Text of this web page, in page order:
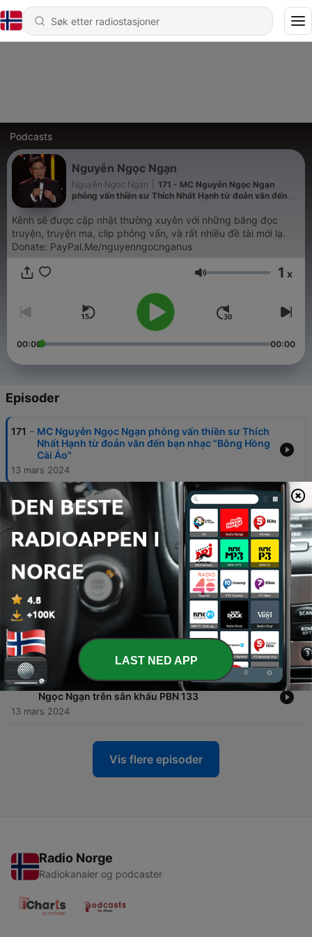
Podcasts
Nguyễn Ngọc Ngạn
Nguyễn Ngọc Ngạn
171 - MC Nguyễn Ngọc Ngạn
phỏng vấn thiền sư Thích Nhất Hạnh từ đoản văn đến
Kênh sẽ được cập nhật thường xuyên với những băng đọc
truyện, truyện ma, clip phỏng vấn, và rất nhiều đề tài mới lạ.
Donate: PayPal.Me/nguyenngocnganus
Volum 1 x
00:00 00:00
Episoder
171 - MC Nguyễn Ngọc Ngạn phỏng vấn thiền sư Thích
Nhất Hạnh từ đoản văn đến bạn nhạc "Bông Hồng
Cài Áo"
13 mars 2024
170 - MC Nguyễn Ngọc Ngạn kể về hành trình tìm MC
cho chương trình Paris By Night của giáo sư Tô
13 mars 2024
169 - Nguyễn Ngọc Ngạn | Kỷ Niệm Sân Khấu - Phỏng
Vấn Kịch Sĩ
168 - MC Kỳ Duyên xúc động đọc thư nhà văn Nguyễn
Ngọc Ngạn gửi nhân dịp Hành Trình 40 Năm Paris
By Night.
13 mars 2024
167 - Cô Marie Tô xúc động giã từ với Nhà Văn Nguyễn
Ngọc Ngạn trên sân khấu PBN 133
13 mars 2024
Vis flere episoder
Radio Norge
Radiokanaler og podcaster
LAST NED APP